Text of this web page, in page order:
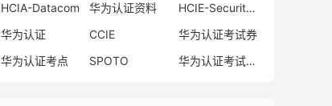
HCIA-Datacom
华为认证资料
HCIE-Security备考指南
华为认证
CCIE
华为认证考试券
华为认证考点
SPOTO 华为认证考试费用